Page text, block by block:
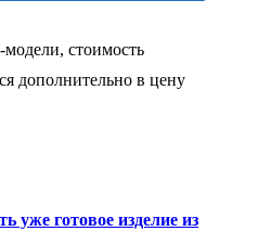
модели, стоимость
дополнительно в цену
уже готовое изделие из